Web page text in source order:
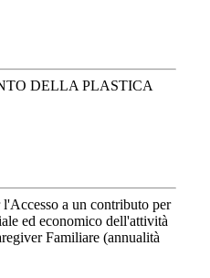
DELLA PLASTICA
a un contributo per
ed economico dell'attività
Familiare (annualità